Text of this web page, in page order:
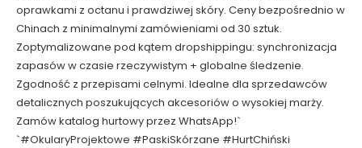
oprawkami z octanu i prawdziwej skóry. Ceny bezpośrednio w
Chinach z minimalnymi zamówieniami od 30 sztuk.
Zoptymalizowane pod kątem dropshippingu: synchronizacja
zapasów w czasie rzeczywistym + globalne śledzenie.
Zgodność z przepisami celnymi. Idealne dla sprzedawców
detalicznych poszukujących akcesoriów o wysokiej marży.
Zamów katalog hurtowy przez WhatsApp!`
`#OkularyProjektowe #PaskiSkórzane #HurtChiński